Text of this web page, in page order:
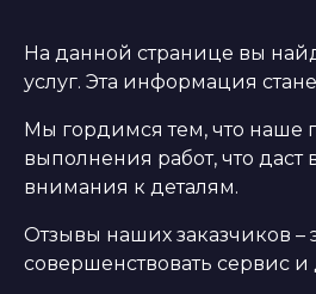
На данной странице вы
услуг. Эта информация
Мы гордимся тем, что наше
выполнения работ, что
внимания к деталям.
Отзывы наших заказчиков –
совершенствовать сервис